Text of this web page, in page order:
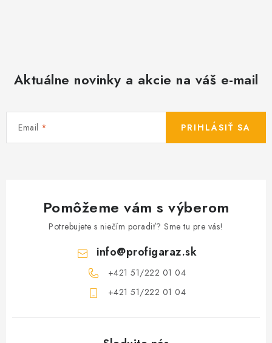
Aktuálne novinky a akcie na váš e-mail
Email PRIHLÁSIŤ SA
Pomôžeme vám s výberom
Potrebujete s niečím poradiť? Sme tu pre vás!
info@profigaraz.sk
+421 51/222 01 04
+421 51/222 01 04